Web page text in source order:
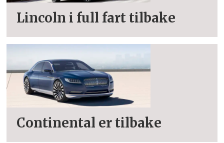
Lincoln i full fart tilbake
Continental er tilbake